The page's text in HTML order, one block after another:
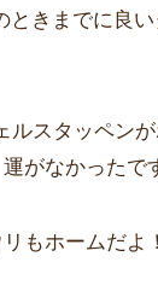
ときまでに良
ルスタッペン
がなかったで
もホームだよ！